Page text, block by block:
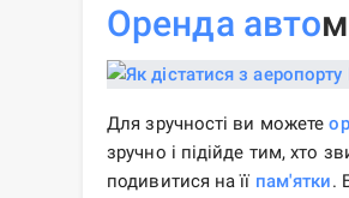
Оренда авто
Для зручності ви можете
зручно і підійде тим, хто
подивитися на її пам'ятки.